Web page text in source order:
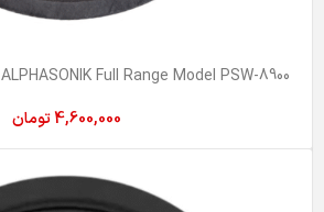
ALPHASONIK Full Range Model PSW-8900 فول رنج آلفاسونیک 8900
4,600,000تومان